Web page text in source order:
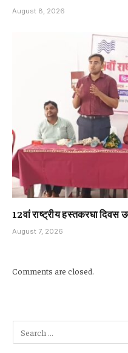
August 8, 2026
12वां राष्ट्रीय हस्तकरघा दिवस
August 7, 2026
Comments are closed.